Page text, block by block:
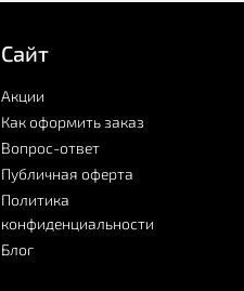
Сайт
Акции
Как оформить заказ
Вопрос-ответ
Публичная оферта
Политика
конфиденциальности
Блог